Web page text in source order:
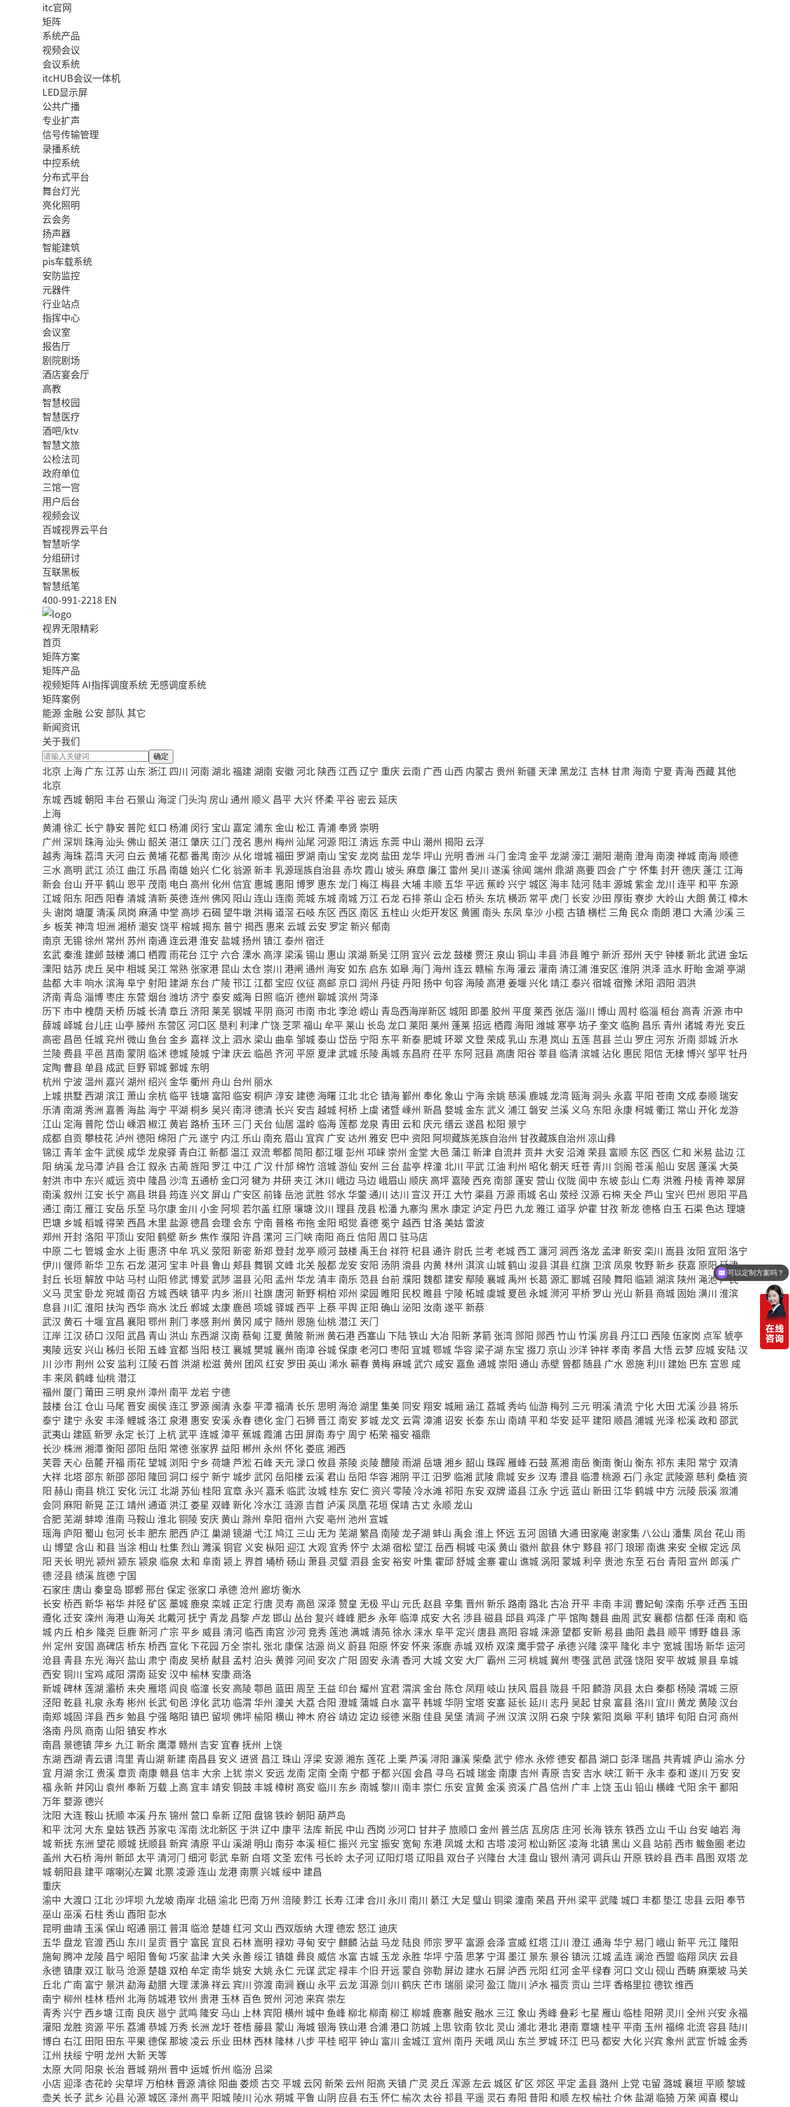
itc官网
矩阵
系统产品
视频会议
会议系统
itcHUB会议一体机
LED显示屏
公共广播
专业扩声
信号传输管理
录播系统
中控系统
分布式平台
舞台灯光
亮化照明
云会务
扬声器
智能建筑
pis车载系统
安防监控
元器件
行业站点
指挥中心
会议室
报告厅
剧院剧场
酒店宴会厅
高教
智慧校园
智慧医疗
酒吧/ktv
智慧文旅
公检法司
政府单位
三馆一宫
用户后台
视频会议
百城视界云平台
智慧听学
分组研讨
互联黑板
智慧纸笔
400-991-2218 EN
视界无限精彩
首页
矩阵方案
矩阵产品
视频矩阵AI指挥调度系统无感调度系统
矩阵案例
能源金融 公安 部队 其它
新闻资讯
关于我们
确定
北京 上海 广东 江苏 山东 浙江 四川 河南 湖北福建湖南 安徽河北 陕西 江西 辽宁 重庆 云南 广西 山西 内蒙古 贵州 新疆 天津黑龙江 吉林甘肃 海南 宁夏 青海 西藏其他
北京
东城 西城朝阳 丰台 石景山 海淀 门头沟 房山 通州 顺义 昌平 大兴怀柔平谷 密云延庆
上海
黄浦徐汇 长宁 静安 普陀 虹口 杨浦 闵行 宝山 嘉定 浦东 金山 松江 青浦奉贤 崇明
广州 深圳 珠海 汕头佛山 韶关 湛江 肇庆 江门 茂名 惠州 梅州 汕尾 河源 阳江 清远 东莞 中山 潮州 揭阳 云浮
越秀 海珠 荔湾 天河 白云黄埔 花都番禺 南沙 从化增城福田 罗湖 南山 宝安 龙岗 盐田 龙华坪山 光明 香洲 斗门 金湾金平龙湖 濠江 潮阳 潮南 澄海 南澳禅城 南海 顺德
三水 高明 武江 浈江 曲江 乐昌 南雄 始兴仁化 翁源新丰乳源瑶族自治县赤坎 霞山 坡头麻章 廉江 雷州 吴川 遂溪徐闻 端州 鼎湖 高要 四会 广宁 怀集封开德庆 蓬江 江海
新会 台山 开平鹤山 恩平 茂南 电白 高州 化州 信宜 惠城 惠阳 博罗 惠东 龙门 梅江 梅县 大埔丰顺 五华平远 蕉岭 兴宁 城区 海丰 陆河 陆丰源城紫金龙川 连平和平 东源
江城 阳东 阳西 阳春清城清新 英德连州 佛冈 阳山 连山 连南 莞城 东城 南城 万江 石龙石排茶山 企石 桥头 东坑横沥 常平 虎门 长安 沙田 厚街寮步 大岭山 大朗 黄江 樟木
头谢岗 塘厦 清溪 凤岗 麻涌 中堂 高埗石碣 望牛墩 洪梅道滘 石岐 东区 西区 南区 五桂山 火炬开发区 黄圃 南头 东凤阜沙小榄 古镇横栏 三角 民众 南朗 港口 大涌 沙溪 三
乡 板芙 神湾坦洲 湘桥潮安 饶平榕城揭东 普宁 揭西 惠来 云城 云安 罗定 新兴郁南
南京 无锡 徐州 常州 苏州 南通连云港淮安 盐城扬州 镇江 泰州 宿迁
玄武秦淮 建邺鼓楼 浦口 栖霞 雨花台 江宁 六合 溧水 高淳 梁溪锡山 惠山 滨湖 新吴 江阴 宜兴 云龙鼓楼 贾汪 泉山 铜山 丰县 沛县 睢宁 新沂邳州 天宁 钟楼 新北武进金坛
溧阳 姑苏 虎丘 吴中 相城吴江 常熟 张家港 昆山 太仓 崇川 港闸 通州 海安 如东 启东 如皋 海门 海州 连云赣榆 东海灌云灌南 清江浦淮安区 淮阴 洪泽 涟水 盱眙金湖 亭湖
盐都 大丰 响水滨海阜宁 射阳 建湖 东台 广陵邗江 江都 宝应 仪征 高邮 京口 润州 丹徒丹阳 扬中 句容 海陵 高港姜堰兴化靖江 泰兴宿城宿豫 沭阳 泗阳 泗洪
济南 青岛 淄博枣庄 东营 烟台 潍坊济宁 泰安 威海 日照 临沂德州 聊城滨州 菏泽
历下市中 槐荫 天桥 历城 长清章丘 济阳 莱芜钢城平阴 商河市南 市北李沧 崂山 青岛西海岸新区 城阳 即墨 胶州 平度 莱西 张店 淄川 博山 周村 临淄 桓台 高青 沂源市中
薛城 峄城 台儿庄 山亭 滕州 东营区 河口区 垦利 利津 广饶 芝罘福山 牟平 莱山 长岛 龙口 莱阳 莱州 蓬莱招远 栖霞 海阳 潍城 寒亭 坊子奎文 临朐 昌乐 青州 诸城寿光 安丘
高密 昌邑 任城 兖州 微山 鱼台 金乡 嘉祥 汶上 泗水 梁山 曲阜邹城泰山 岱岳 宁阳 东平新泰 肥城环翠文登 荣成乳山 东港 岚山 五莲 莒县 兰山 罗庄河东 沂南 郯城 沂水
兰陵 费县平邑 莒南 蒙阴 临沭德城 陵城 宁津 庆云 临邑 齐河平原 夏津武城 乐陵 禹城 东昌府茌平 东阿冠县 高唐 阳谷莘县 临清滨城 沾化 惠民 阳信无棣博兴邹平牡丹
定陶 曹县单县 成武 巨野 郓城 鄄城 东明
杭州 宁波 温州 嘉兴湖州 绍兴金华衢州 舟山 台州 丽水
上城拱墅 西湖 滨江 萧山 余杭 临平钱塘 富阳 临安 桐庐 淳安 建德 海曙 江北北仑镇海鄞州 奉化 象山 宁海余姚 慈溪 鹿城龙湾 瓯海洞头 永嘉 平阳 苍南 文成泰顺瑞安
乐清 南湖 秀洲 嘉善 海盐 海宁 平湖 桐乡 吴兴 南浔德清 长兴 安吉 越城柯桥 上虞 诸暨 嵊州 新昌 婺城金东 武义 浦江 磐安 兰溪 义乌 东阳 永康柯城衢江 常山 开化龙游
江山 定海普陀 岱山 嵊泗 椒江 黄岩 路桥 玉环 三门 天台 仙居 温岭 临海莲都龙泉 青田 云和 庆元缙云遂昌 松阳 景宁
成都 自贡 攀枝花 泸州 德阳 绵阳 广元遂宁 内江 乐山 南充 眉山 宜宾 广安 达州 雅安 巴中 资阳 阿坝藏族羌族自治州 甘孜藏族自治州 凉山彝
锦江 青羊金牛武侯 成华龙泉驿 青白江 新都 温江 双流郫都 简阳 都江堰彭州 邛崃 崇州 金堂 大邑 蒲江 新津 自流井 贡井 大安 沿滩 荣县 富顺 东区 西区 仁和 米易 盐边 江
阳 纳溪龙马潭 泸县合江 叙永古蔺旌阳 罗江 中江 广汉 什邡 绵竹 涪城游仙 安州 三台 盐亭 梓潼北川 平武 江油 利州 昭化朝天 旺苍 青川 剑阁 苍溪船山 安居 蓬溪 大英
射洪市中 东兴 威远 资中 隆昌 沙湾 五通桥金口河犍为 井研 夹江 沐川 峨边 马边 峨眉山 顺庆 高坪 嘉陵 西充 南部 蓬安 营山 仪陇 阆中 东坡彭山 仁寿 洪雅丹棱 青神 翠屏
南溪叙州 江安 长宁 高县珙县筠连兴文 屏山 广安区 前锋岳池武胜 邻水华蓥 通川 达川 宣汉 开江 大竹 渠县 万源雨城 名山 荥经汉源石棉 天全 芦山 宝兴 巴州 恩阳 平昌
通江 南江 雁江 安岳 乐至 马尔康金川 小金 阿坝 若尔盖 红原 壤塘 汶川 理县 茂县松潘 九寨沟 黑水 康定 泸定 丹巴 九龙雅江 道孚炉霍 甘孜新龙德格 白玉 石渠色达 理塘
巴塘 乡城稻城得荣 西昌 木里 盐源德昌 会理 会东 宁南 普格布拖金阳 昭觉 喜德 冕宁 越西 甘洛 美姑 雷波
郑州 开封洛阳 平顶山 安阳 鹤壁新乡 焦作濮阳 许昌 漯河 三门峡 南阳 商丘 信阳 周口 驻马店
中原 二七 管城金水 上街 惠济 中牟巩义 荥阳 新密 新郑登封龙亭 顺河鼓楼 禹王台 祥符 杞县通许 尉氏 兰考 老城 西工瀍河涧西 洛龙 孟津新安 栾川 嵩县 汝阳 宜阳 洛宁
伊川 偃师新华 卫东 石龙湛河 宝丰 叶县鲁山 郏县舞钢 文峰 北关 殷都龙安 安阳 汤阴 滑县 内黄林州 淇滨 山城鹤山 浚县淇县红旗 卫滨 凤泉 牧野新乡 获嘉 原阳延津
封丘 长垣解放 中站 马村 山阳 修武博爱 武陟 温县沁阳 孟州 华龙清丰 南乐 范县 台前濮阳 魏都 建安 鄢陵襄城 禹州 长葛 源汇 郾城召陵舞阳 临颍 湖滨 陕州 渑池卢氏
义马 灵宝 卧龙宛城 南召 方城 西峡镇平 内乡 淅川 社旗 唐河新野桐柏 邓州 梁园 睢阳 民权 睢县 宁陵柘城 虞城 夏邑 永城浉河平桥 罗山 光山 新县 商城 固始潢川 淮滨
息县 川汇 淮阳 扶沟 西华 商水 沈丘 郸城 太康 鹿邑 项城驿城 西平 上蔡 平舆 正阳 确山 泌阳 汝南 遂平新蔡
武汉 黄石 十堰 宜昌 襄阳 鄂州 荆门 孝感荆州 黄冈 咸宁 随州 恩施仙桃潜江 天门
江岸 江汉 硚口 汉阳 武昌 青山 洪山 东西湖 汉南 蔡甸 江夏 黄陂 新洲 黄石港 西塞山 下陆铁山 大冶 阳新茅箭 张湾 郧阳 郧西 竹山 竹溪 房县丹江口 西陵伍家岗 点军 猇亭
夷陵远安 兴山 秭归 长阳 五峰 宜都 当阳 枝江 襄城樊城襄州 南漳谷城保康老河口 枣阳 宜城鄂城华容 梁子湖 东宝 掇刀 京山 沙洋钟祥孝南 孝昌 大悟 云梦 应城 安陆汉
川 沙市荆州 公安 监利 江陵石首 洪湖 松滋黄州 团风红安 罗田 英山 浠水蕲春黄梅麻城武穴 咸安 嘉鱼 通城 崇阳 通山 赤壁 曾都 随县 广水 恩施利川 建始 巴东 宣恩 咸
丰 来凤鹤峰 仙桃潜江
福州 厦门 莆田 三明 泉州 漳州 南平龙岩 宁德
鼓楼 台江 仓山 马尾 晋安 闽侯连江 罗源 闽清 永泰平潭福清 长乐 思明 海沧 湖里 集美 同安 翔安 城厢 涵江 荔城秀屿仙游梅列 三元 明溪清流 宁化 大田 尤溪沙县将乐
泰宁 建宁 永安 丰泽鲤城洛江 泉港 惠安 安溪 永春德化金门 石狮 晋江 南安 芗城龙文 云霄 漳浦诏安 长泰 东山 南靖平和 华安 延平 建阳 顺昌 浦城光泽松溪政和 邵武
武夷山 建瓯新罗 永定 长汀 上杭武平连城 漳平 蕉城 霞浦古田 屏南 寿宁 周宁 柘荣 福安 福鼎
长沙株洲 湘潭衡阳 邵阳 岳阳 常德 张家界 益阳 郴州 永州 怀化 娄底湘西
芙蓉 天心岳麓开福 雨花望城 浏阳 宁乡 荷塘 芦淞石峰 天元 渌口 攸县茶陵 炎陵醴陵雨湖 岳塘湘乡 韶山 珠晖 雁峰 石鼓 蒸湘 南岳衡南 衡山 衡东 祁东 耒阳 常宁 双清
大祥北塔邵东 新邵邵阳 隆回 洞口 绥宁 新宁 城步 武冈 岳阳楼 云溪君山 岳阳 华容湘阴 平江 汨罗 临湘 武陵鼎城 安乡 汉寿 澧县 临澧桃源石门 永定 武陵源 慈利 桑植 资
阳 赫山 南县桃江 安化沅江 北湖 苏仙 桂阳 宜章 永兴 嘉禾 临武 汝城桂东 安仁 资兴零陵 冷水滩 祁阳 东安 双牌道县 江永 宁远 蓝山 新田 江华鹤城 中方 沅陵 辰溪 溆浦
会同 麻阳 新晃 芷江 靖州 通道 洪江 娄星 双峰 新化 冷水江 涟源 吉首 泸溪 凤凰 花垣保靖古丈 永顺龙山
合肥 芜湖 蚌埠淮南 马鞍山 淮北铜陵 安庆黄山 滁州 阜阳 宿州 六安 亳州 池州 宣城
瑶海 庐阳 蜀山 包河 长丰 肥东 肥西 庐江 巢湖 镜湖 弋江 鸠江 三山 无为 芜湖 繁昌 南陵龙子湖 蚌山 禹会淮上 怀远 五河 固镇 大通 田家庵谢家集 八公山 潘集 凤台 花山 雨
山 博望 含山 和县 当涂相山 杜集 烈山 濉溪铜官 义安 枞阳 迎江 大观 宜秀怀宁 太湖 宿松 望江 岳西 桐城 屯溪黄山 徽州 歙县休宁 黟县祁门 琅琊 南谯 来安 全椒 定远 凤
阳 天长 明光颍州 颍东 颍泉 临泉 太和 阜南 颍上 界首埇桥砀山 萧县 灵璧泗县金安 裕安 叶集 霍邱舒城金寨 霍山 谯城 涡阳 蒙城利辛 贵池 东至 石台 青阳 宣州 郎溪 广
德 泾县绩溪旌德 宁国
石家庄 唐山 秦皇岛 邯郸 邢台 保定 张家口 承德 沧州 廊坊衡水
长安 桥西 新华裕华 井陉矿区 藁城 鹿泉 栾城 正定 行唐 灵寿 高邑 深泽 赞皇 无极 平山 元氏赵县辛集 晋州 新乐 路南 路北古冶 开平丰南 丰润 曹妃甸 滦南 乐亭 迁西 玉田
遵化迁安 滦州 海港 山海关 北戴河抚宁 青龙 昌黎 卢龙邯山 丛台 复兴 峰峰 肥乡 永年 临漳 成安 大名 涉县磁县邱县鸡泽 广平馆陶 魏县 曲周 武安 襄都信都任泽 南和 临
城 内丘 柏乡 隆尧 巨鹿新河 广宗 平乡 威县清河 临西 南宫 沙河竞秀莲池 满城清苑徐水 涞水阜平 定兴 唐县 高阳 容城 涞源望都 安新易县 曲阳 蠡县 顺平博野雄县涿
州 定州 安国 高碑店 桥东 桥西 宣化下花园 万全 崇礼 张北 康保 沽源 尚义 蔚县 阳原 怀安 怀来涿鹿赤城 双桥 双滦 鹰手营子承德兴隆 滦平 隆化丰宁 宽城 围场 新华运河
沧县 青县 东光 海兴 盐山 肃宁 南皮 吴桥献县 孟村 泊头黄骅河间 安次 广阳 固安 永清 香河 大城文安 大厂 霸州 三河桃城冀州 枣强 武邑 武强 饶阳 安平故城 景县阜城
西安 铜川 宝鸡 咸阳 渭南 延安 汉中 榆林 安康 商洛
新城碑林莲湖 灞桥未央 雁塔 阎良 临潼 长安 高陵鄠邑 蓝田 周至 王益 印台 耀州 宜君渭滨金台 陈仓 凤翔 岐山 扶风 眉县 陇县千阳 麟游 凤县 太白 秦都杨陵渭城 三原
泾阳 乾县礼泉 永寿彬州 长武旬邑 淳化武功 临渭 华州 潼关 大荔 合阳 澄城蒲城 白水 富平韩城华阴 宝塔 安塞延长 延川 志丹吴起甘泉 富县洛川 宜川 黄龙黄陵汉台
南郑城固 洋县 西乡 勉县 宁强 略阳 镇巴 留坝 佛坪榆阳 横山 神木 府谷靖边 定边绥德 米脂佳县吴堡 清涧 子洲 汉滨汉阴 石泉 宁陕紫阳 岚皋平利 镇坪旬阳 白河 商州
洛南 丹凤 商南 山阳 镇安 柞水
南昌 景德镇萍乡 九江 新余 鹰潭赣州 吉安 宜春抚州 上饶
东湖 西湖 青云谱湾里 青山湖 新建 南昌县 安义 进贤 昌江 珠山 浮梁 安源湘东 莲花 上栗 芦溪 浔阳 濂溪柴桑武宁 修水 永修德安 都昌 湖口 彭泽瑞昌 共青城 庐山 渝水 分
宜 月湖 余江 贵溪章贡 南康赣县信丰 大余 上犹 崇义 安远 龙南 定南 全南 宁都于都兴国 会昌 寻乌 石城瑞金 南康 吉州 青原 吉安 吉水 峡江 新干 永丰泰和 遂川 万安 安
福 永新 井冈山 袁州 奉新 万载 上高 宜丰靖安 铜鼓丰城樟树 高安 临川 东乡 南城黎川 南丰 崇仁 乐安 宜黄金溪 资溪 广昌 信州 广丰 上饶 玉山 铅山 横峰 弋阳 余干鄱阳
万年婺源德兴
沈阳 大连鞍山 抚顺本溪丹东 锦州 营口 阜新辽阳 盘锦 铁岭 朝阳 葫芦岛
和平 沈河 大东 皇姑铁西 苏家屯 浑南 沈北新区 于洪辽中 康平 法库新民 中山 西岗 沙河口 甘井子旅顺口 金州 普兰店 瓦房店 庄河 长海铁东 铁西 立山 千山 台安 岫岩 海
城新抚 东洲 望花 顺城抚顺县新宾 清原 平山 溪湖 明山 南芬 本溪桓仁振兴 元宝 振安 宽甸 东港 凤城 太和 古塔 凌河松山新区 凌海北镇黑山 义县 站前 西市 鲅鱼圈 老边
盖州 大石桥 海州 新邱 太平清河门 细河彰武阜新 白塔文圣宏伟 弓长岭 太子河辽阳灯塔辽阳县 双台子兴隆台 大洼 盘山 银州 清河调兵山 开原 铁岭县 西丰 昌图 双塔龙
城朝阳县 建平 喀喇沁左翼北票 凌源连山 龙港 南票兴城绥中 建昌
重庆
渝中 大渡口 江北沙坪坝 九龙坡 南岸北碚渝北 巴南 万州 涪陵黔江 长寿 江津合川 永川 南川 綦江 大足 璧山 铜梁潼南 荣昌 开州 梁平武隆城口 丰都 垫江 忠县 云阳 奉节
巫山 巫溪石柱 秀山 酉阳 彭水
昆明 曲靖 玉溪保山 昭通丽江 普洱 临沧 楚雄 红河文山 西双版纳 大理 德宏 怒江 迪庆
五华盘龙 官渡 西山 东川 呈贡 晋宁 富民 宜良 石林嵩明 禄劝 寻甸 安宁 麒麟 沾益 马龙 陆良 师宗 罗平 富源 会泽 宣威红塔 江川 澄江 通海华宁 易门 峨山 新平 元江 隆阳
施甸 腾冲 龙陵 昌宁 昭阳 鲁甸 巧家 盐津 大关 永善绥江 镇雄 彝良 威信水富 古城 玉龙 永胜 华坪 宁蒗 思茅 宁洱 墨江 景东 景谷镇沅 江城 孟连 澜沧 西盟 临翔 凤庆 云县
永德镇康 双江 耿马 沧源 楚雄 双柏 牟定 南华姚安 大姚 永仁 元谋武定 禄丰个旧 开远 蒙自 弥勒 屏边 建水石屏 泸西 元阳 红河金平绿春河口 文山 砚山 西畴麻栗坡 马关
丘北 广南 富宁 景洪 勐海 勐腊 大理 漾濞祥云 宾川 弥渡 南涧 巍山 永平 云龙 洱源剑川 鹤庆 芒市瑞丽 梁河盈江 陇川 泸水福贡 贡山 兰坪 香格里拉 德钦维西
南宁 柳州 桂林梧州 北海 防城港钦州 贵港 玉林 百色贺州 河池 来宾 崇左
青秀兴宁 西乡塘 江南 良庆 邕宁 武鸣 隆安 马山 上林 宾阳 横州 城中 鱼峰 柳北柳南 柳江 柳城 鹿寨融安 融水 三江 象山 秀峰 叠彩七星 雁山 临桂 阳朔 灵川 全州 兴安 永福
灌阳 龙胜 资源平乐 荔浦恭城 万秀 长洲 龙圩苍梧 藤县蒙山 海城银海铁山港合浦港口 防城 上思 钦南 钦北 灵山 浦北港北港南 覃塘桂平平南 玉州 福绵 北流 容县 陆川
博白 右江 田阳 田东 平果 德保那坡 凌云 乐业 田林 西林 隆林 八步 平桂 昭平钟山 富川 金城江 宜州 南丹 天峨 凤山 东兰 罗城环江 巴马 都安 大化兴宾 象州 武宣 忻城金秀
江州 扶绥 宁明 龙州 大新 天等
太原 大同 阳泉 长治 晋城朔州 晋中 运城忻州 临汾 吕梁
小店 迎泽杏花岭 尖草坪 万柏林 晋源清徐 阳曲 娄烦 古交 平城 云冈 新荣 云州 阳高 天镇 广灵 灵丘 浑源左云城区 矿区 郊区 平定 盂县潞州 上党 屯留 潞城襄垣平顺黎城
壶关 长子武乡 沁县沁源城区 泽州 高平 阳城 陵川 沁水朔城平鲁 山阴 应县右玉 怀仁榆次 太谷祁县平遥 灵石 寿阳 昔阳 和顺左权 榆社 介休 盐湖 临猗 万荣 闻喜稷山
你们电话多少
可以定制方案吗？